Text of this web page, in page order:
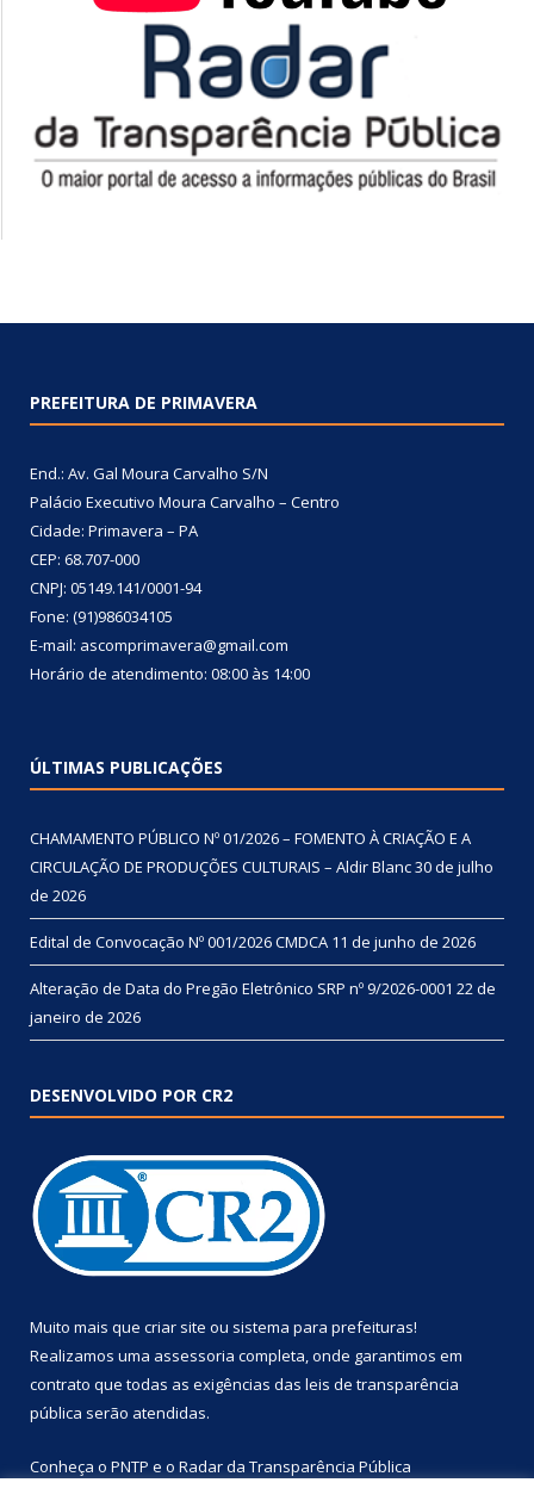
PREFEITURA DE PRIMAVERA
End.: Av. Gal Moura Carvalho S/N
Palácio Executivo Moura Carvalho – Centro
Cidade: Primavera – PA
CEP: 68.707-000
CNPJ: 05149.141/0001-94
Fone: (91)986034105
E-mail: ascomprimavera@gmail.com
Horário de atendimento: 08:00 às 14:00
ÚLTIMAS PUBLICAÇÕES
CHAMAMENTO PÚBLICO Nº 01/2026 – FOMENTO À CRIAÇÃO E A
CIRCULAÇÃO DE PRODUÇÕES CULTURAIS – Aldir Blanc30 de julho
de 2026
Edital de Convocação Nº 001/2026 CMDCA 11 de junho de 2026
Alteração de Data do Pregão Eletrônico SRP nº 9/2026-0001 22 de
janeiro de 2026
DESENVOLVIDO POR CR2
Muito mais que criar site ou sistema para prefeituras!
Realizamos uma assessoria completa, onde garantimos em
contrato que todas as exigências das leis de transparência
pública serão atendidas.
Conheça o PNTP e o Radar da Transparência Pública